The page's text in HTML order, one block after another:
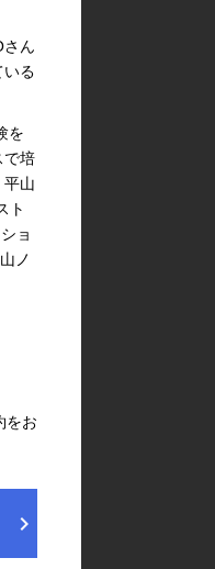
さん
いる
を
で培
平山
ト
ョ
ノ
をお
chevron_right